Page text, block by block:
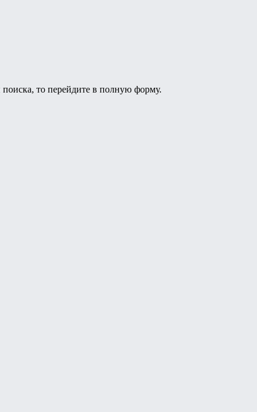
то перейдите в полную форму.